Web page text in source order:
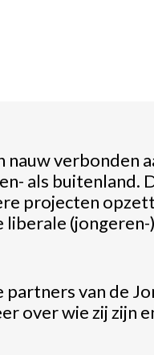
verbonden
als buitenland.
projecten
partners van de
over wie zij zijn